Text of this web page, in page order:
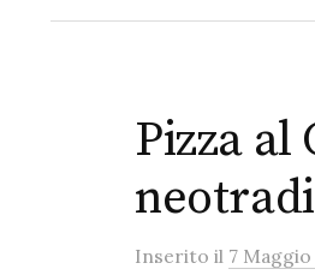
Pizza
Inserito il 7 Maggio